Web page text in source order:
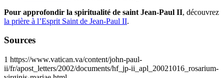
Pour approfondir la spiritualité de saint Jean-Paul II, découvrez
la prière à l’Esprit Saint de Jean-Paul II.
Sources
1 https://www.vatican.va/content/john-paul-
ii/fr/apost_letters/2002/documents/hf_jp-ii_apl_20021016_rosarium-